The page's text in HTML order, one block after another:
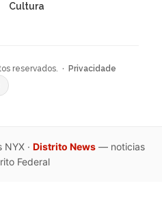
Cultura
reservados. · Privacidade
· Distrito News— noticias
Federal